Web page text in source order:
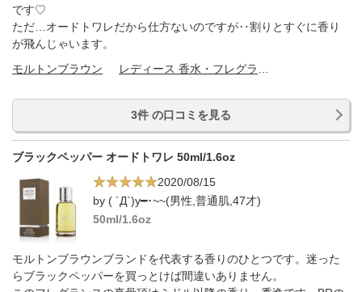
です♡
ただ…オードトワレだから仕方ないのですが‥割りとすぐに香り
が飛んじゃいます。
モルトンブラウン
3件 の口コミを見る
ブラックペッパー オードトワレ 50ml/1.6oz
2020/08/15
by ( ´Д`)y━･~~(男性,普通肌,47才)
50ml/1.6oz
モルトンブラウンブランドを代表する香りのひとつです。迷った
らブラックペッパーを買っとけば間違いありません。